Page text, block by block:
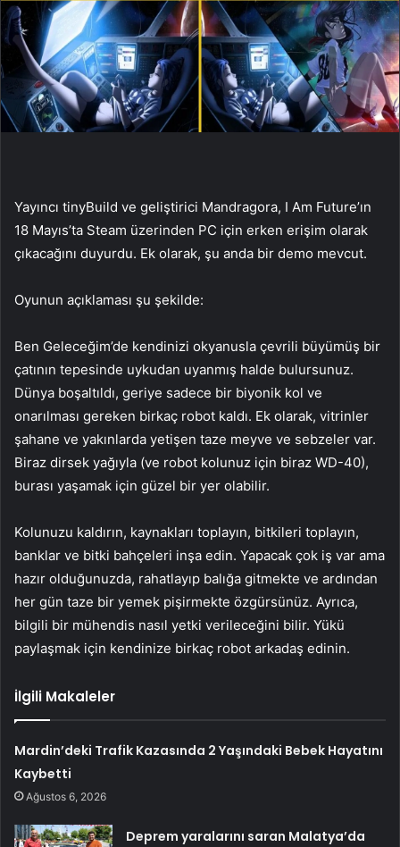
Yayıncı tinyBuild ve geliştirici Mandragora, I Am Future’ın
18 Mayıs’ta Steam üzerinden PC için erken erişim olarak
çıkacağını duyurdu. Ek olarak, şu anda bir demo mevcut.
Oyunun açıklaması şu şekilde:
Ben Geleceğim’de kendinizi okyanusla çevrili büyümüş bir
çatının tepesinde uykudan uyanmış halde bulursunuz.
Dünya boşaltıldı, geriye sadece bir biyonik kol ve
onarılması gereken birkaç robot kaldı. Ek olarak, vitrinler
şahane ve yakınlarda yetişen taze meyve ve sebzeler var.
Biraz dirsek yağıyla (ve robot kolunuz için biraz WD-40),
burası yaşamak için güzel bir yer olabilir.
Kolunuzu kaldırın, kaynakları toplayın, bitkileri toplayın,
banklar ve bitki bahçeleri inşa edin. Yapacak çok iş var ama
hazır olduğunuzda, rahatlayıp balığa gitmekte ve ardından
her gün taze bir yemek pişirmekte özgürsünüz. Ayrıca,
bilgili bir mühendis nasıl yetki verileceğini bilir. Yükü
paylaşmak için kendinize birkaç robot arkadaş edinin.
İlgili Makaleler
Mardin’deki Trafik Kazasında 2 Yaşındaki Bebek Hayatını
Kaybetti
Ağustos 6, 2026
Deprem yaralarını saran Malatya’da